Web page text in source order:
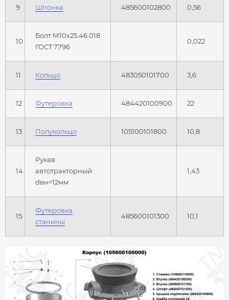
9 Шпонка 485600102800 0,56
10
Болт М10х25.46.018
ГОСТ 7796
0,022
11 Кольцо 483050101700 3,6
12 Футеровка 484420100900 22
13 Полукольцо 105100101800 10,8
14
Рукав
автотракторный
dвн=12мм
1,43
15
Футеровка
станины
485600101300 10,1